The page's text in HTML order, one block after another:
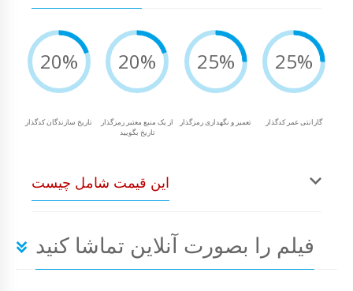
20%
تاریخ سازندگان کدگذار
20%
از یک منبع معتبر رمزگذار
تاریخ بگویید
25%
تعمیر و نگهداری رمزگذار
25%
گارانتی عمر کدگذار
این قیمت شامل چیست
فیلم را بصورت آنلاین تماشا کنید